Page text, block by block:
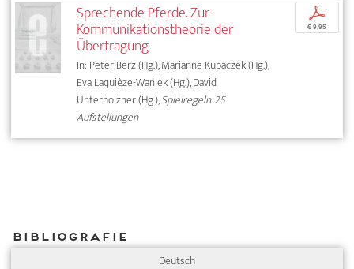
Sprechende Pferde. Zur
Kommunikationstheorie der
Übertragung
In: Peter Berz (Hg.), Marianne Kubaczek (Hg.),
Eva Laquièze-Waniek (Hg.), David
Unterholzner (Hg.),Spielregeln. 25
Aufstellungen
p
€ 9,95
Bibliografie
Deutsch